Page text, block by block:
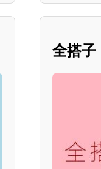
全搭子